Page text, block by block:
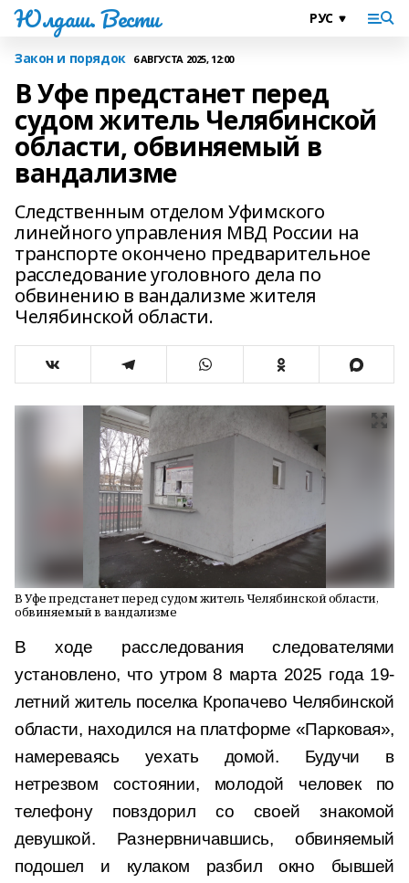
Юлдаш. Вести
Закон и порядок 6 АВГУСТА 2025, 12:00
В Уфе предстанет перед
судом житель Челябинской
области, обвиняемый в
вандализме
Следственным отделом Уфимского
линейного управления МВД России на
транспорте окончено предварительное
расследование уголовного дела по
обвинению в вандализме жителя
Челябинской области.
В Уфе предстанет перед судом житель Челябинской области,
обвиняемый в вандализме
В ходе расследования следователями
установлено, что утром 8 марта 2025 года 19-
летний житель поселка Кропачево Челябинской
области, находился на платформе «Парковая»,
намереваясь уехать домой. Будучи в
нетрезвом состоянии, молодой человек по
телефону повздорил со своей знакомой
девушкой. Разнервничавшись, обвиняемый
подошел и кулаком разбил окно бывшей